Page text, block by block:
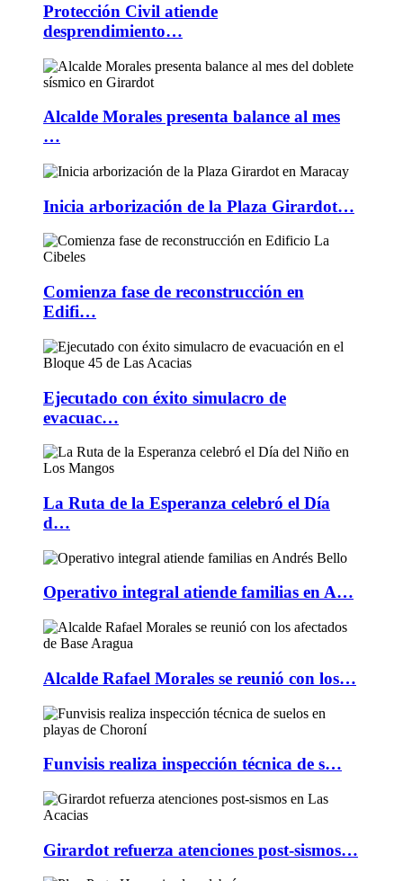
Protección Civil atiende
desprendimiento…
Alcalde Morales presenta balance al mes
…
Inicia arborización de la Plaza Girardot…
Comienza fase de reconstrucción en
Edifi…
Ejecutado con éxito simulacro de
evacuac…
La Ruta de la Esperanza celebró el Día
d…
Operativo integral atiende familias en A…
Alcalde Rafael Morales se reunió con los…
Funvisis realiza inspección técnica de s…
Girardot refuerza atenciones post-sismos…